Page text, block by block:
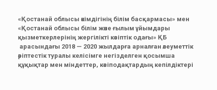
«Қостанай облысы әкімдігінің білім басқармасы» мен
«Қостанай облысы білім және ғылым ұйымдары
қызметкерлерінің жергілікті кәсіптік одағы» ҚБ
арасындағы 2018 — 2020 жылдарға арналған әлеуметтік
әріптестік туралы келісімге негізделген қосымша
құқықтар мен міндеттер, кәсіподақтардың кепілдіктері